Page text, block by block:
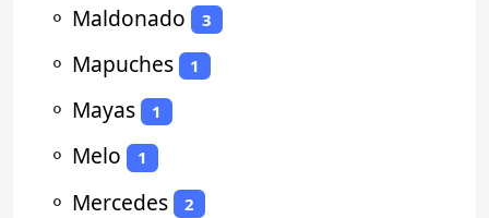
⚬ Maldonado 3
⚬ Mapuches 1
⚬ Mayas 1
⚬ Melo 1
⚬ Mercedes 2